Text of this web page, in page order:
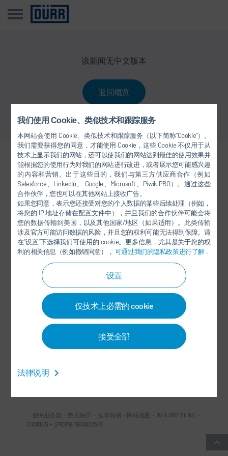
我们使用 Cookie、类似技术和跟踪服务
本网站会使用 Cookie、类似技术和跟踪服务（以下简称“Cookie”）。
我们需要获得您的同意，才能使用 Cookie，这些 Cookie 不仅用于从
技术上显示我们的网站，还可以使我们的网站达到最佳的使用效果并
能根据您的使用行为对我们的网站进行改进，或者展示您可能感兴趣
的内容和营销。出于这些目的，我们与第三方供应商合作（例如
Salesforce、LinkedIn、 Google、Microsoft、Piwik PRO）。通过这些
合作伙伴，您也可以在其他网站上接收广告。
如果您同意，表示您还接受对您的个人数据的某些后续处理（例如，
将您的 IP 地址存储在配置文件中），并且我们的合作伙伴可能会将
您的数据传输到美国，以及其他国家/地区（如果适用）。此类传输
涉及官方可能访问数据的风险，并且您的权利可能无法得到保障。请
在“设置”下选择我们可使用的 cookie。更多信息，尤其是关于您的权
利的相关信息（例如撤销同意）， 可通过我们的隐私政策进行了解 .
设置
仅技术上必需的 cookie
接受全部
法律说明
该新闻无中文版本
返回概览
关注我们
杜尔中国微信公众号
社交媒体
一般商业条款 - 数据保护 - 版本说明 - 网站地图 - INTEGRITY LINE -
COOKIES - 沪ICP备19009235号